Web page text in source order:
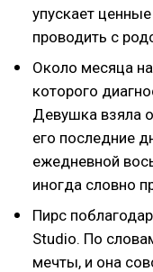
упускает
проводить с
Около месяца
которого
Девушка взяла
его последние
ежедневной
иногда словно
Пирс
Studio. По
мечты, и она